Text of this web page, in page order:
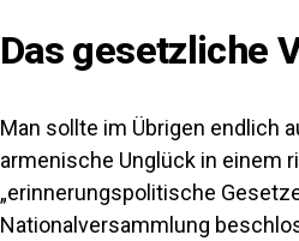
Das gesetzliche
Man sollte im Übrigen endlich
armenische Unglück in einem
„erinnerungspolitische
Nationalversammlung